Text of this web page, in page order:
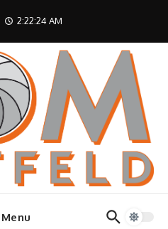
2:22:24 AM
Menu